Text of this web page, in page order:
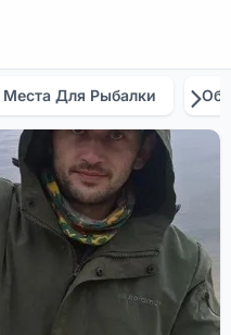
Места Для Рыбалки